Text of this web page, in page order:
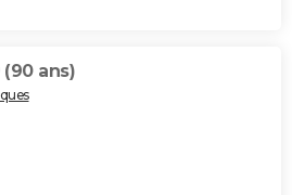
(90 ans)